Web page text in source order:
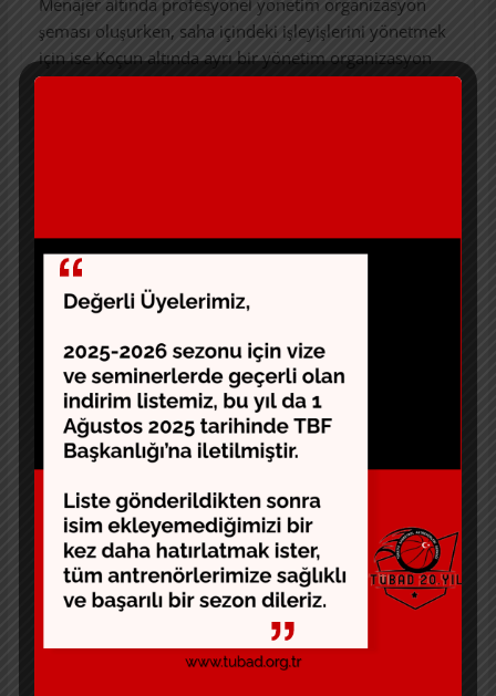
şeması oluşurken, saha içindeki işleyişlerini yönetmek
için ise Koçun altında ayrı bir yönetim organizasyon
şeması oluştu ve sportif başarının sürdürebilmesi için
Fiziksel Performans alanında Kuvvet, Kondisyon,
Dayanıklılık, Hız gibi fiziksel kapasitelerle birlikte
motor beceri gelişimi, öğrenilmiş becerilerin sahaya
başladık.
Basketbol Kondisyonerleri Birliği olarak amaçlarımız;
Kuvvet ve Kondisyon alanında yüksek profesyonel
standartları belirlemek ve korumak, iyi uygulama, bilgi
ve araştırmaların yayılmasını sağlamak, üyelerimiz
gelişimlerini destekleyici eğitim çalışmaları yapmak,
üyelerimizi ilgilendiren konu ve alanlarda birliği gerekli
platformlarda temsil etmek, üyelerimiz aracılığıyla tüm
sporculara en yüksek standartta hizmet etmektir.
Saygılarımızla spor kamuoyunun ilgi ve bilgisine
Basketbol Kondisyonerleri Birliği